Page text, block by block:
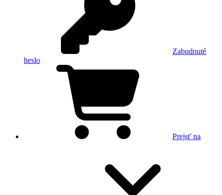
Zabudnuté
heslo
Prejsť na